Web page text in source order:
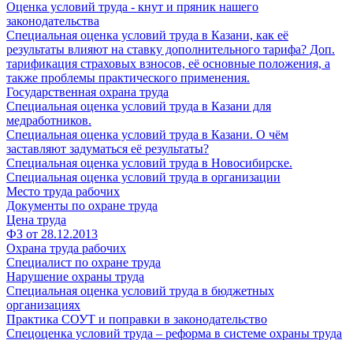
Оценка условий труда - кнут и пряник нашего
законодательства
Специальная оценка условий труда в Казани, как её
результаты влияют на ставку дополнительного тарифа? Доп.
тарификация страховых взносов, её основные положения, а
также проблемы практического применения.
Государственная охрана труда
Специальная оценка условий труда в Казани для
медработников.
Специальная оценка условий труда в Казани. О чём
заставляют задуматься её результаты?
Специальная оценка условий труда в Новосибирске.
Специальная оценка условий труда в организации
Место труда рабочих
Документы по охране труда
Цена труда
ФЗ от 28.12.2013
Охрана труда рабочих
Специалист по охране труда
Нарушение охраны труда
Специальная оценка условий труда в бюджетных
организациях
Практика СОУТ и поправки в законодательство
Спецоценка условий труда – реформа в системе охраны труда